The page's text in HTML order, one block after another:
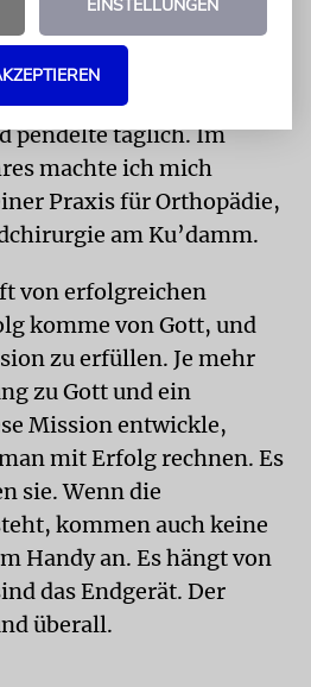
und ich wollten, dass
jüdische Schule
eine Stelle am Klinikum
pendelte täglich. Im
machte ich mich
Praxis für Orthopädie,
am Ku’damm.
von erfolgreichen
komme von Gott, und
zu erfüllen. Je mehr
zu Gott und ein
Mission entwickle,
mit Erfolg rechnen. Es
sie. Wenn die
kommen auch keine
Handy an. Es hängt von
das Endgerät. Der
überall.
EINSTELLUNGEN